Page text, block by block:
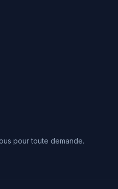
pour toute demande.